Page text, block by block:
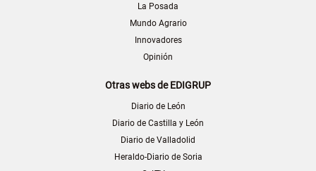
La Posada
Mundo Agrario
Innovadores
Opinión
Otras webs de EDIGRUP
Diario de León
Diario de Castilla y León
Diario de Valladolid
Heraldo-Diario de Soria